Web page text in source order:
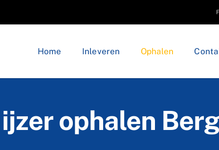
Home Inleveren Ophalen
ophalen